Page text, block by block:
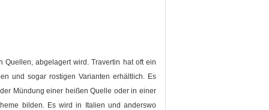
abgelagert wird. Travertin hat oft ein
und sogar rostigen Varianten erhältlich. Es
Mündung einer heißen Quelle oder in einer
bilden. Es wird in Italien und anderswo